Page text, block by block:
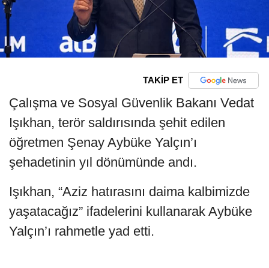
TAKİP ET
Çalışma ve Sosyal Güvenlik Bakanı Vedat
Işıkhan, terör saldırısında şehit edilen
öğretmen Şenay Aybüke Yalçın’ı
şehadetinin yıl dönümünde andı.
Işıkhan, “Aziz hatırasını daima kalbimizde
yaşatacağız” ifadelerini kullanarak Aybüke
Yalçın’ı rahmetle yad etti.